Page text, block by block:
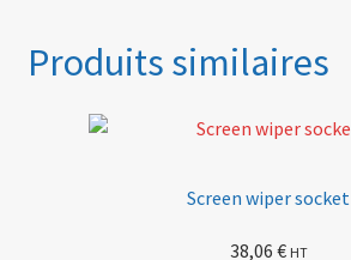
Produits similaires
Screen wiper socket
38,06 € HT